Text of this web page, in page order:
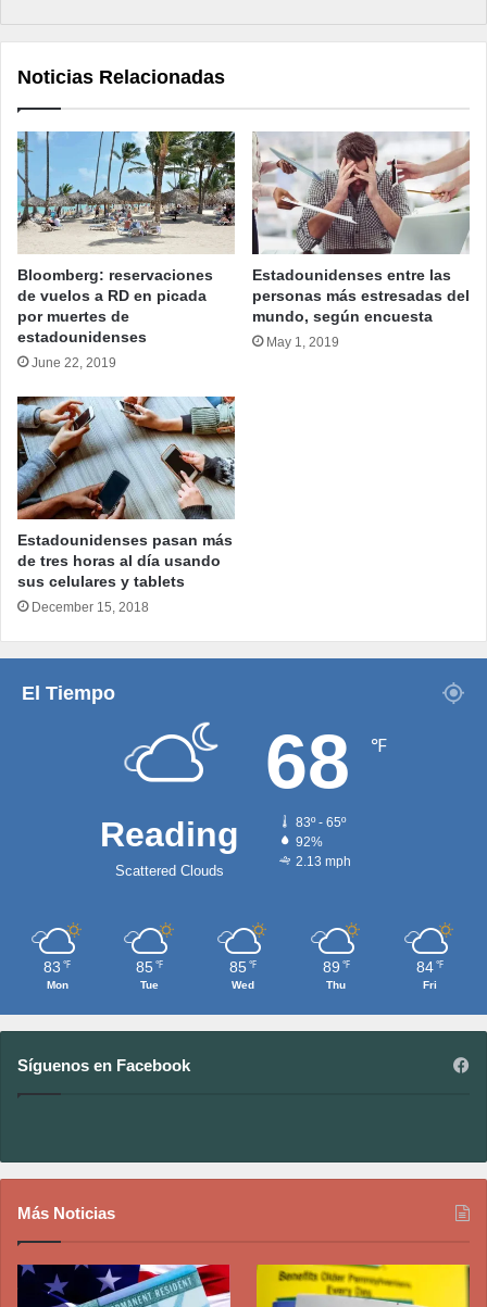
Noticias Relacionadas
Bloomberg: reservaciones
de vuelos a RD en picada
por muertes de
estadounidenses
June 22, 2019
Estadounidenses entre las
personas más estresadas del
mundo, según encuesta
May 1, 2019
Estadounidenses pasan más
de tres horas al día usando
sus celulares y tablets
December 15, 2018
El Tiempo
Reading
Scattered Clouds
68 ℉
83º - 65º
92%
2.13 mph
83 ℉
Mon
85 ℉
Tue
85 ℉
Wed
89 ℉
Thu
84 ℉
Fri
Síguenos en Facebook
Más Noticias